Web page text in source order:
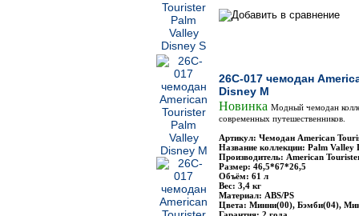
26C-017 чемодан
Disney М
Новинка Модный чемодан
современных путешественников.
Артикул: Чемодан American
Название коллекции: Palm Valley
Производитель: American
Размер: 46,5*67*26,5
Объём: 61 л
Вес: 3,4 кг
Материал: ABS/PS
Цвета: Минни(00), Бэмби(04),